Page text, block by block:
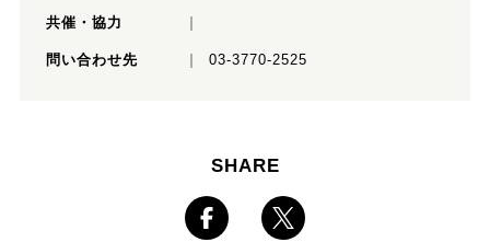
共催・協力
問い合わせ先 03-3770-2525
SHARE